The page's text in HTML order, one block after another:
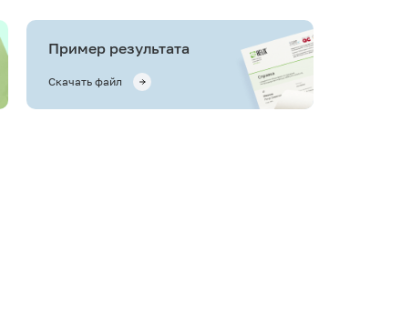
Пример результата
Скачать файл